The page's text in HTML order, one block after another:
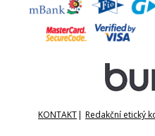
KONTAKT| Redakční etický